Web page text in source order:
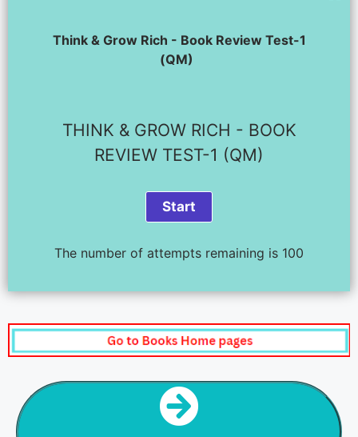
Think & Grow Rich - Book Review Test-1
(QM)
THINK & GROW RICH - BOOK
REVIEW TEST-1 (QM)
The number of attempts remaining is 100
NEXT STEP
THINK & GROW RICH - CHAPTER SUMMARY